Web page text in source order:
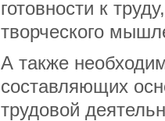
готовности к
творческого
А также
составляющих
трудовой